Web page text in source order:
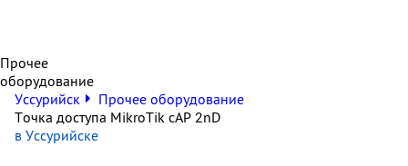
Прочее
оборудование
Уссурийск
Прочее оборудование
Точка доступа MikroTik cAP 2nD
в Уссурийске